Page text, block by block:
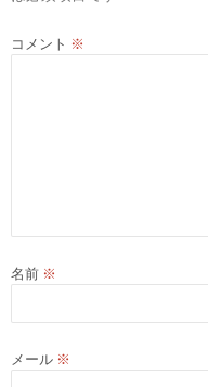
コメント ※
名前 ※
メール ※